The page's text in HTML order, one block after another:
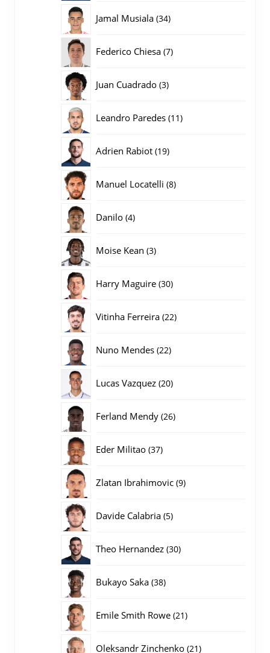
Jamal Musiala 3434
Federico Chiesa 77
Juan Cuadrado 33
Leandro Paredes 1111
Adrien Rabiot 1919
Manuel Locatelli 88
Danilo 44
Moise Kean 33
Harry Maguire 3030
Vitinha Ferreira 2222
Nuno Mendes 2222
Lucas Vazquez 2020
Ferland Mendy 2626
Eder Militao 3737
Zlatan Ibrahimovic 99
Davide Calabria 55
Theo Hernandez 3030
Bukayo Saka 3838
Emile Smith Rowe 2121
Oleksandr Zinchenko 2121